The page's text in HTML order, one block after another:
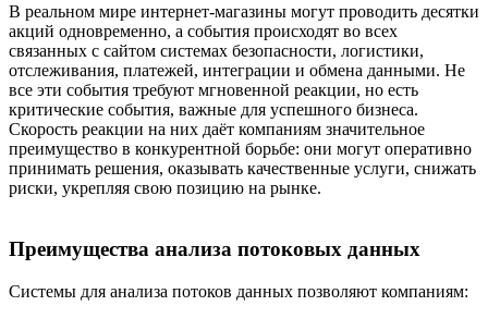
В реальном мире интернет-магазины могут проводить десятки
акций одновременно, а события происходят во всех
связанных с сайтом системах безопасности, логистики,
отслеживания, платежей, интеграции и обмена данными. Не
все эти события требуют мгновенной реакции, но есть
критические события, важные для успешного бизнеса.
Скорость реакции на них даёт компаниям значительное
преимущество в конкурентной борьбе: они могут оперативно
принимать решения, оказывать качественные услуги, снижать
риски, укрепляя свою позицию на рынке.
Преимущества анализа потоковых данных
Системы для анализа потоков данных позволяют компаниям: